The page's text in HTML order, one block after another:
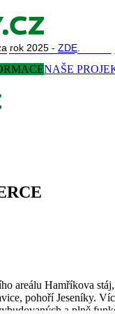
AKTUALITY O NÁS
rok 2025 - ZDE
NAŠE
rok 2025 - ZDE
areálu Hamříkova
pohoří Jeseníky.
a plně